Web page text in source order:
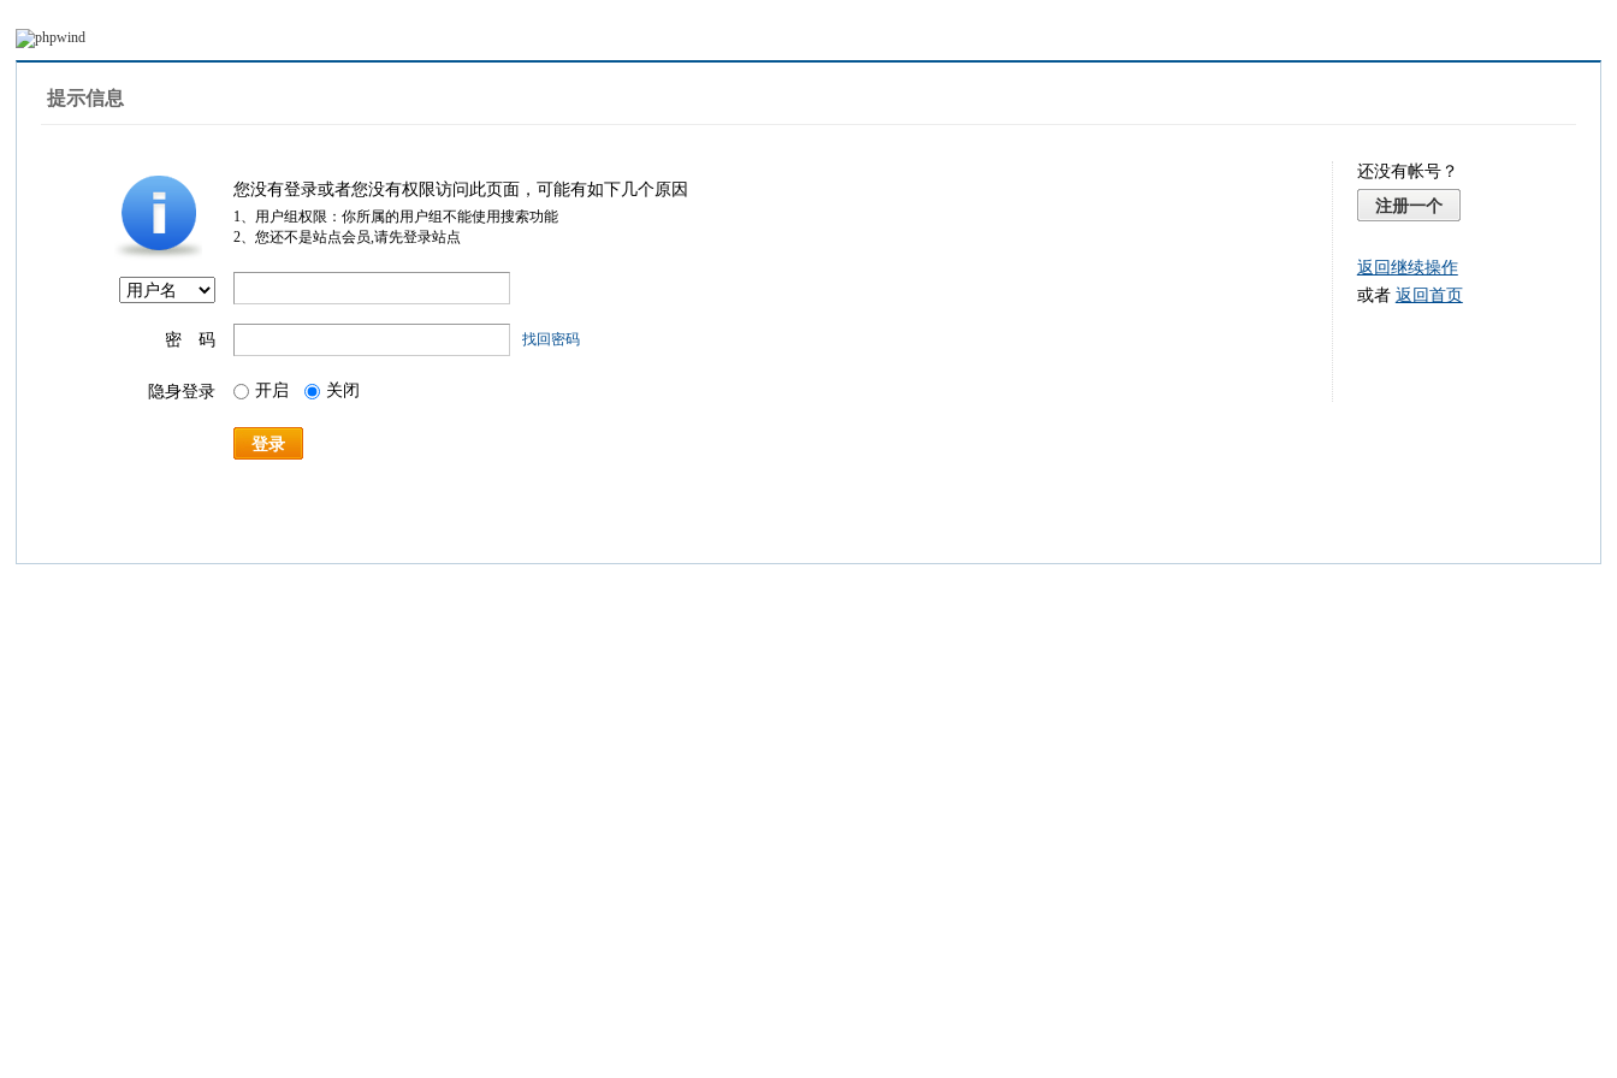
提示信息
您没有登录或者您没有权限访问此页面，可能有如下几个原因
1、用户组权限：你所属的用户组不能使用搜索功能
2、您还不是站点会员,请先登录站点
密 码 找回密码
隐身登录 开启 关闭
登录
还没有帐号？
注册一个
返回继续操作
或者 返回首页